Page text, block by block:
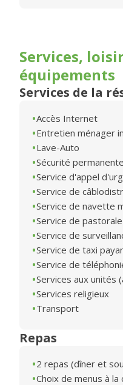
Services,
équipements
Services de la
Accès Internet
Entretien ménager
Lave-Auto
Sécurité
Service d'appel
Service de
Service de navette
Service de pastorale
Service de
Service de taxi
Service de
Services aux unités
Services religieux
Transport
Repas
2 repas (dîner et
Choix de menus à la